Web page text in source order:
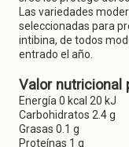
Las variedades
seleccionadas para
intibina, de todos
entrado el año.
Valor nutricional
Energía 0 kcal 20 kJ
Carbohidratos 2.4 g
Grasas 0.1 g
Proteínas 1 g